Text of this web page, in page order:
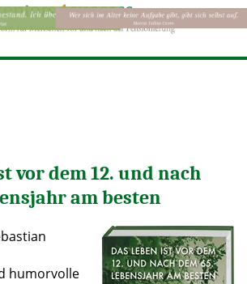
vor dem 12. und nach
am besten
humorvolle